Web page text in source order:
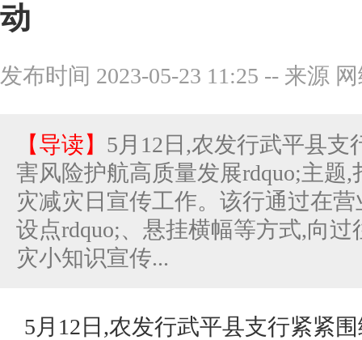
动
发布时间 2023-05-23 11:25 -- 来源
【导读】 5月12日,农发行武平县支
害风险护航高质量发展rdquo;主题
灾减灾日宣传工作。该行通过在
设点rdquo;、悬挂横幅等方式,向
灾小知识宣传...
5月12日,农发行武平县支行紧紧